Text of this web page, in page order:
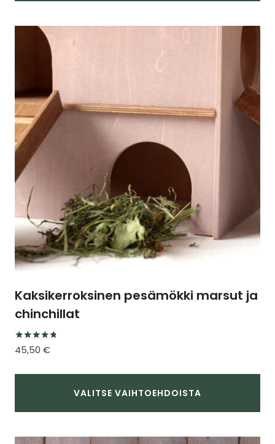
Kaksikerroksinen pesämökki marsut ja
chinchillat
Arvostelu
tuotteesta:
/ 5
45,50 €
VALITSE VAIHTOEHDOISTA
tuotteella